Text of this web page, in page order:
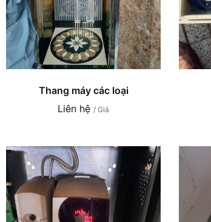
Thang máy các loại
Liên hệ / Giá